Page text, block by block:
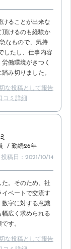
ることが出来な
頂けるのも経験か
なもので、気持
したし、仕事内容
働環境がきつく
み切りました。
な投稿として報告
コミ詳細
/ 勤続26年
投稿日：2021/10/14
。そのため、社
イベートで交流す
数字に対する意識
広く求められる
す。
な投稿として報告